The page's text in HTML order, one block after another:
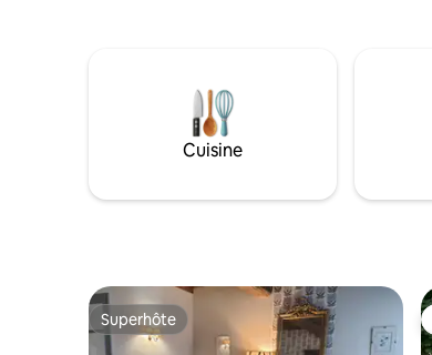
Savigny les Beaune. Possibilité de "Panier
p'tit dej" en supplément
Cuisine
Superhôte
Superhôte